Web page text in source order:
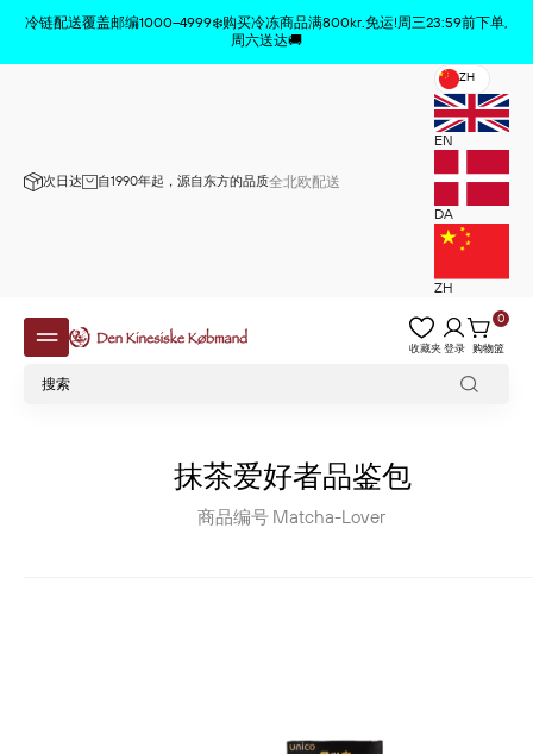
冷链配送覆盖邮编1000–4999❄️购买冷冻商品满800kr.免运!周三23:59前下单,
周六送达🚚
次日达 自1990年起，源自东方的品质全北欧配送
ZH
EN
DA
ZH
收藏夹登录 购物篮
0
抹茶爱好者品鉴包
商品编号 Matcha-Lover
商品已从购物车中删除 x